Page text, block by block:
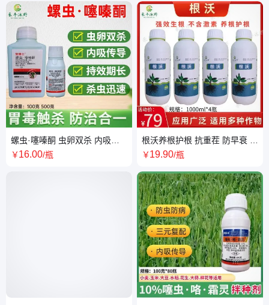
螺虫·噻嗪酮 虫卵双杀 内吸传
导 持效期长 厂家直供
￥16.00/瓶
根沃养根护根 抗重茬 防早衰 改
善土壤环境 厂家直供
￥19.90/瓶